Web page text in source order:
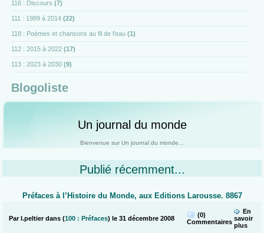
116 : Discours (7)
111 : 1989 à 2014 (22)
118 : Poèmes et chansons au fil de l'eau (1)
112 : 2015 à 2022 (17)
113 : 2023 à 2030 (9)
Blogoliste
Un journal du monde
Bienvenue sur Un journal du monde...
Publié récemment...
Préfaces à l’Histoire du Monde, aux Editions Larousse. 8867
Par l.peltier dans (100 : Préfaces) le 31 décembre 2008
(0)
Commentaires
En
savoir
plus